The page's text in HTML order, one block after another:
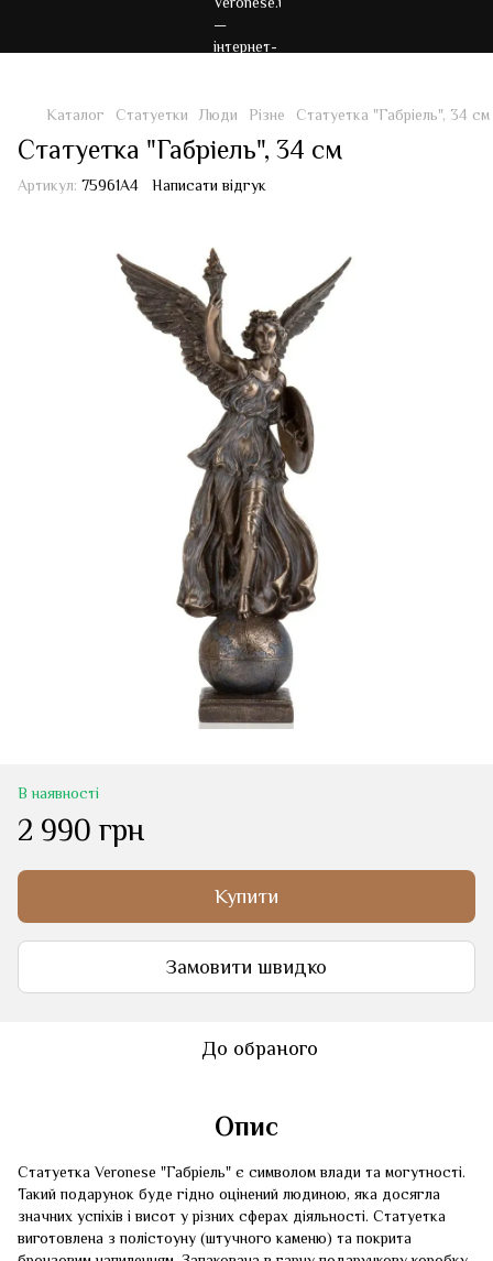
Каталог Статуетки Люди Різне Статуетка "Габріель", 34 см
Статуетка "Габріель", 34 см
Артикул: 75961A4 Написати відгук
В наявності
2 990 грн
Купити
Замовити швидко
До обраного
Опис
Статуетка Veronese "Габріель" є символом влади та могутності.
Такий подарунок буде гідно оцінений людиною, яка досягла
значних успіхів і висот у різних сферах діяльності. Статуетка
виготовлена ​​з полістоуну (штучного каменю) та покрита